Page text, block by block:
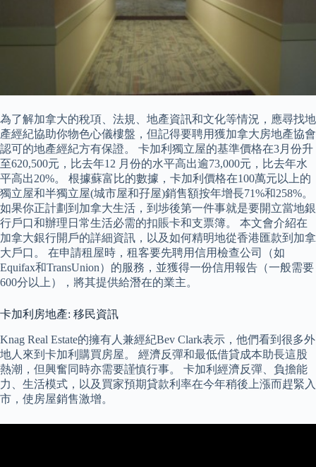
為了解加拿大的稅項、法規、地產資訊和文化等情況，應尋找地
產經紀協助你物色心儀樓盤，但記得要聘用獲加拿大房地產協會
認可的地產經紀方有保證。 卡加利獨立屋的基準價格在3月份升
至620,500元，比去年12 月份的水平高出逾73,000元，比去年水
平高出20%。 根據蘇富比的數據，卡加利價格在100萬元以上的
獨立屋和半獨立屋(城市屋和孖屋)銷售額按年增長71%和258%。
如果你正計劃到加拿大生活，到埗後第一件事就是要開立當地銀
行戶口和辦理日常生活必需的扣賬卡和支票簿。 本文會介紹在
加拿大銀行開戶的詳細資訊，以及如何精明地從香港匯款到加拿
大戶口。 在申請租屋時，租客要先聘用信用檢查公司（如
Equifax和TransUnion）的服務，並獲得一份信用報告（一般需要
600分以上），將其提供給潛在的業主。
卡加利房地產: 移民資訊
Knag Real Estate的擁有人兼經紀Bev Clark表示，他們看到很多外
地人來到卡加利購買房屋。 經濟反彈和最低借貸成本助長這股
熱潮，但興奮同時亦需要謹慎行事。 卡加利經濟反彈、負擔能
力、生活模式，以及買家預期貸款利率在今年稍後上漲而趕緊入
市，使房屋銷售激增。